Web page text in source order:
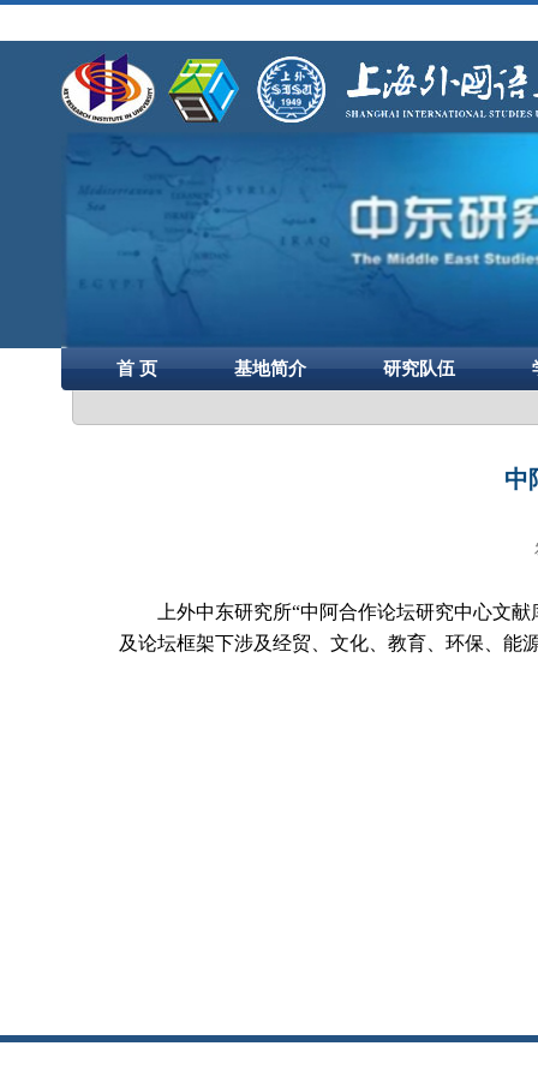
首 页 基地简介 研究队伍
中
上外中东研究所“中 阿合作论坛研究中心文献
及论坛框架下涉及经贸、文化、教育、环保、能